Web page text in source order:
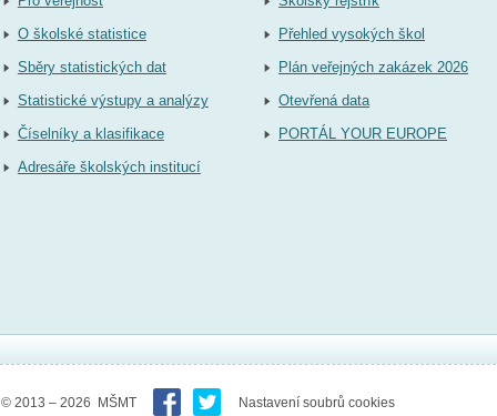
O školské statistice
Sběry statistických dat
Statistické výstupy a analýzy
Číselníky a klasifikace
Adresáře školských institucí
Přehled vysokých škol
Plán veřejných zakázek 2026
Otevřená data
PORTÁL YOUR EUROPE
© 2013 – 2026 MŠMT Nastavení soubrů cookies